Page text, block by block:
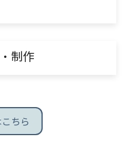
制作
ちら